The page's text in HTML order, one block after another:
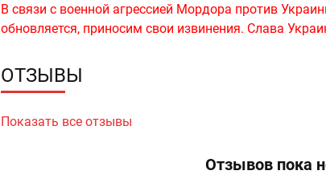
В связи с военной агрессией Мордора против
обновляется, приносим свои извинения. Слава
ОТЗЫВЫ
Показать все отзывы
Отзывов пока